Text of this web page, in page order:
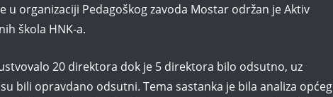
u organizaciji Pedagoškog zavoda Mostar održan je Aktiv
škola HNK-a.
20 direktora dok je 5 direktora bilo odsutno, uz
bili opravdano odsutni. Tema sastanka je bila analiza općeg